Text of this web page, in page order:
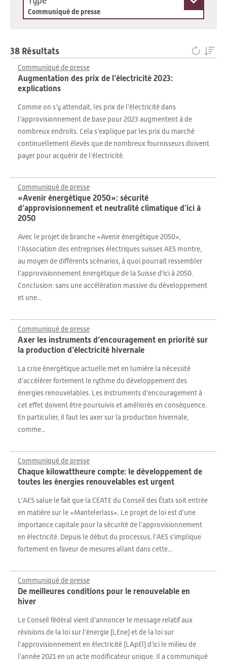
Communiqué de presse
38 Résultats
Communiqué de presse
Augmentation des prix de l’électricité 2023:
explications
Comme on s’y attendait, les prix de l’électricité dans
l’approvisionnement de base pour 2023 augmentent à de
nombreux endroits. Cela s’explique par les prix du marché
continuellement élevés que de nombreux fournisseurs doivent
payer pour acquérir de l’électricité.
Communiqué de presse
«Avenir énergétique 2050»: sécurité
d’approvisionnement et neutralité climatique d’ici à
2050
Avec le projet de branche «Avenir énergétique 2050»,
l’Association des entreprises électriques suisses AES montre,
au moyen de différents scénarios, à quoi pourrait ressembler
l’approvisionnement énergétique de la Suisse d’ici à 2050.
Conclusion: sans une accélération massive du développement
et une...
Communiqué de presse
Axer les instruments d’encouragement en priorité sur
la production d’électricité hivernale
La crise énergétique actuelle met en lumière la nécessité
d’accélérer fortement le rythme du développement des
énergies renouvelables. Les instruments d’encouragement à
cet effet doivent être poursuivis et améliorés en conséquence.
En particulier, il faut les axer sur la production hivernale,
comme...
Communiqué de presse
Chaque kilowattheure compte: le développement de
toutes les énergies renouvelables est urgent
L’AES salue le fait que la CEATE du Conseil des États soit entrée
en matière sur le «Mantelerlass». Le projet de loi est d’une
importance capitale pour la sécurité de l’approvisionnement
en électricité. Depuis le début du processus, l’AES s’implique
fortement en faveur de mesures allant dans cette...
Communiqué de presse
De meilleures conditions pour le renouvelable en
hiver
Le Conseil fédéral vient d’annoncer le message relatif aux
révisions de la loi sur l'énergie (LEne) et de la loi sur
l'approvisionnement en électricité (LApEl) d’ici le milieu de
l’année 2021 en un acte modificateur unique. Il a communiqué